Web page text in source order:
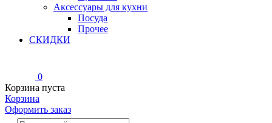
Аксессуары для кухни
Посуда
Прочее
СКИДКИ
0
Корзина пуста
Корзина
Оформить заказ